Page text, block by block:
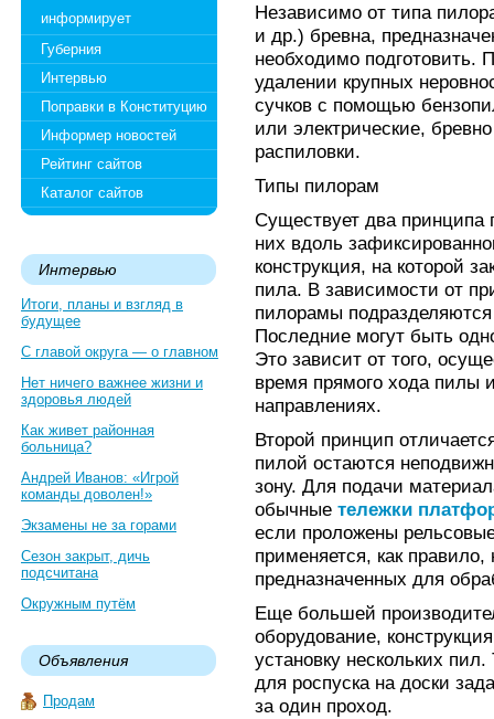
информирует
Губерния
Интервью
Поправки в Конституцию
Информер новостей
Рейтинг сайтов
Каталог сайтов
Интервью
Итоги, планы и взгляд в
будущее
С главой округа — о главном
Нет ничего важнее жизни и
здоровья людей
Как живет районная
больница?
Андрей Иванов: «Игрой
команды доволен!»
Экзамены не за горами
Сезон закрыт, дичь
подсчитана
Окружным путём
Объявления
Продам
Независимо от типа
и др.) бревна,
необходимо подготовить.
удалении крупных
сучков с помощью
или электрические,
распиловки.
Типы пилорам
Существует два принципа
них вдоль
конструкция, на которой
пила. В зависимости от
пилорамы
Последние могут быть
Это зависит от того,
время прямого хода пилы
направлениях.
Второй принцип
пилой остаются
зону. Для подачи
обычные тележки
если проложены
применяется, как
предназначенных для
Еще большей
оборудование,
установку нескольких
для роспуска на доски
за один проход.